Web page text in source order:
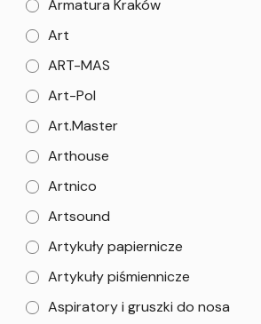
Armatura Kraków
Art
ART-MAS
Art-Pol
Art.Master
Arthouse
Artnico
Artsound
Artykuły papiernicze
Artykuły piśmiennicze
Aspiratory i gruszki do nosa